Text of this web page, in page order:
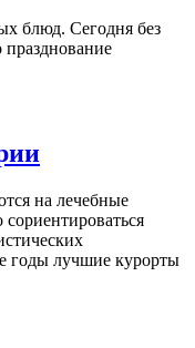
блюд. Сегодня без
празднование
на лечебные
годы лучшие курорты